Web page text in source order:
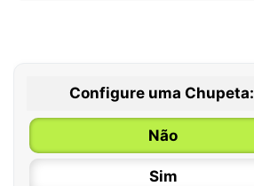
Configure uma Chupeta:
Não
Sim